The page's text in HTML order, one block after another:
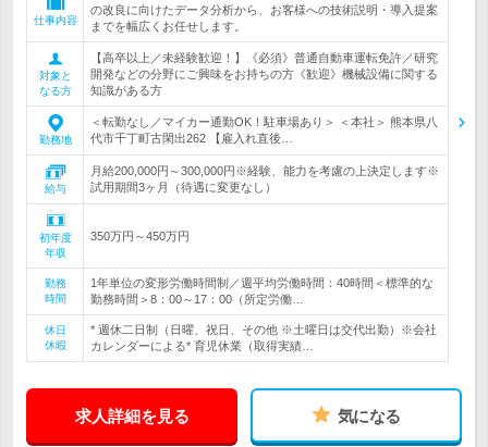
仕事内容
の改良に向けたデータ分析から、お客様への技術説明・導入提案
までを幅広くお任せします。
対象と
なる方
【高卒以上／未経験歓迎！】《必須》普通自動車運転免許／研究
開発などの分野にご興味をお持ちの方《歓迎》機械設備に関する
知識がある方
勤務地
＜転勤なし／マイカー通勤OK！駐車場あり＞ ＜本社＞ 熊本県八
代市千丁町古閑出262 【雇入れ直後…
給与
月給200,000円～300,000円※経験、能力を考慮の上決定します※
試用期間3ヶ月（待遇に変更なし）
初年度
年収
350万円～450万円
勤務
時間
1年単位の変形労働時間制／週平均労働時間：40時間＜標準的な
勤務時間＞8：00～17：00（所定労働…
休日
休暇
* 週休二日制（日曜、祝日、その他 ※土曜日は交代出勤）※会社
カレンダーによる* 育児休業（取得実績…
求人詳細を見る 気になる